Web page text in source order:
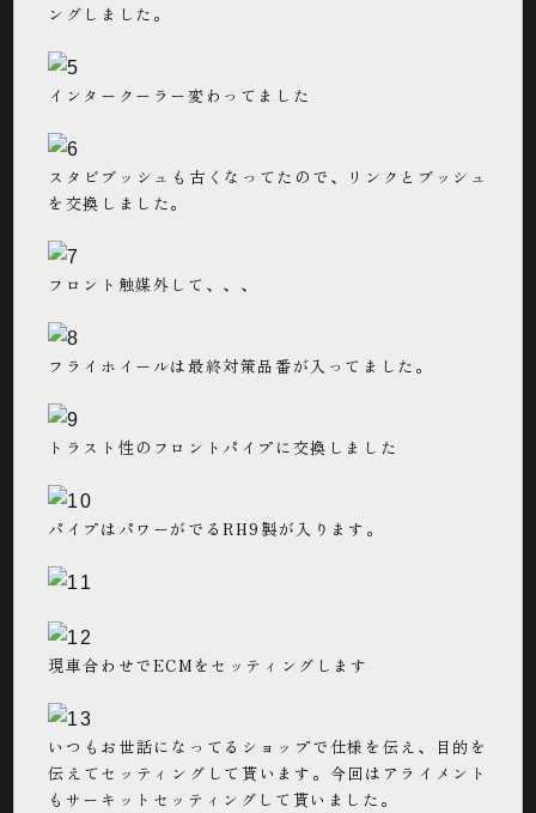
ングしました。
インタークーラー変わってました
スタビブッシュも古くなってたので、リンクとブッシュ
を交換しました。
フロント触媒外して、、、
フライホイールは最終対策品番が入ってました。
トラスト性のフロントパイプに交換しました
パイプはパワーがでるRH9製が入ります。
現車合わせでECMをセッティングします
いつもお世話になってるショップで仕様を伝え、目的を
伝えてセッティングして貰います。今回はアライメント
もサーキットセッティングして貰いました。